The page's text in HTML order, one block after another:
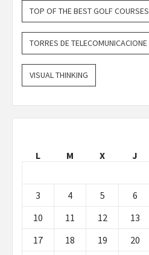
TOP OF THE BEST GOLF COURSES
TORRES DE TELECOMUNICACIONE
VISUAL THINKING
L
M X J
3
4 5 6
10
11 12 13
17
18 19 20